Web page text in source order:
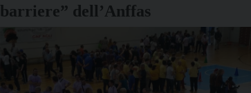
barriere” dell’Anffas